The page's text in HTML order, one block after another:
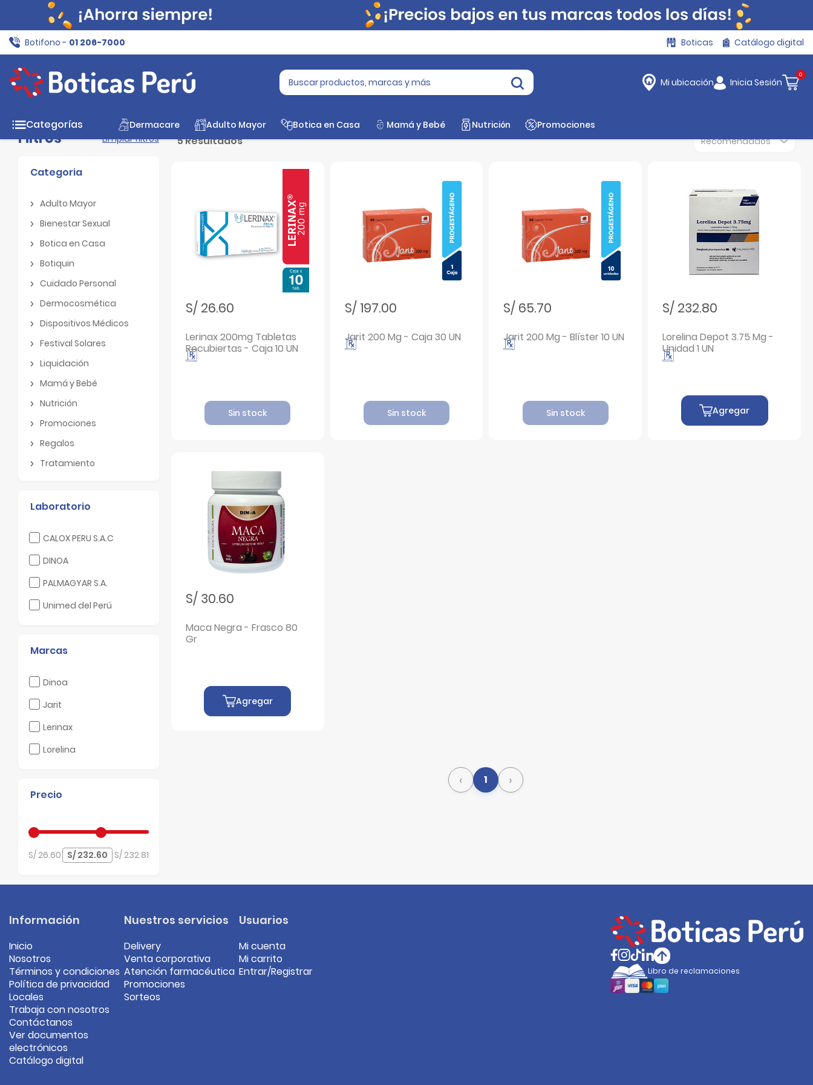
Botifono - 01 206-7000 Boticas Catálogo digital
Mi ubicación Inicia Sesión
0
Categorías Dermacare Adulto Mayor Botica en Casa Mamá y Bebé Nutrición Promociones
Filtros Limpiar filtros
Categoria
Adulto Mayor
Bienestar Sexual
Botica en Casa
Botiquin
Cuidado Personal
Dermocosmética
Dispositivos Médicos
Festival Solares
Liquidación
Mamá y Bebé
Nutrición
Promociones
Regalos
Tratamiento
Laboratorio
CALOX PERU S.A.C
Filtrar por Laboratorio: CALOX PERU S.A.C
DINOA
Filtrar por Laboratorio: DINOA
PALMAGYAR S.A.
Filtrar por Laboratorio: PALMAGYAR S.A.
Unimed del Perú
Filtrar por Laboratorio: Unimed del Perú
Marcas
Dinoa
Filtrar por Marcas: Dinoa
Jarit
Filtrar por Marcas: Jarit
Lerinax
Filtrar por Marcas: Lerinax
Lorelina
Filtrar por Marcas: Lorelina
Precio
S/ 26.60 S/ 232.81
5 Resultados
S/ 26.60
Lerinax 200mg Tabletas
Recubiertas - Caja 10 UN
Sin stock
S/ 197.00
Jarit 200 Mg - Caja 30 UN
Sin stock
S/ 65.70
Jarit 200 Mg - Blíster 10 UN
Sin stock
S/ 232.80
Lorelina Depot 3.75 Mg -
Unidad 1 UN
Agregar
S/ 30.60
Maca Negra - Frasco 80
Gr
Agregar
‹ 1 ›
Información
Inicio
Nosotros
Términos y condiciones
Política de privacidad
Locales
Trabaja con nosotros
Contáctanos
Ver documentos
electrónicos
Catálogo digital
Nuestros servicios
Delivery
Venta corporativa
Atención farmacéutica
Promociones
Sorteos
Usuarios
Mi cuenta
Mi carrito
Entrar/Registrar
Libro de reclamaciones